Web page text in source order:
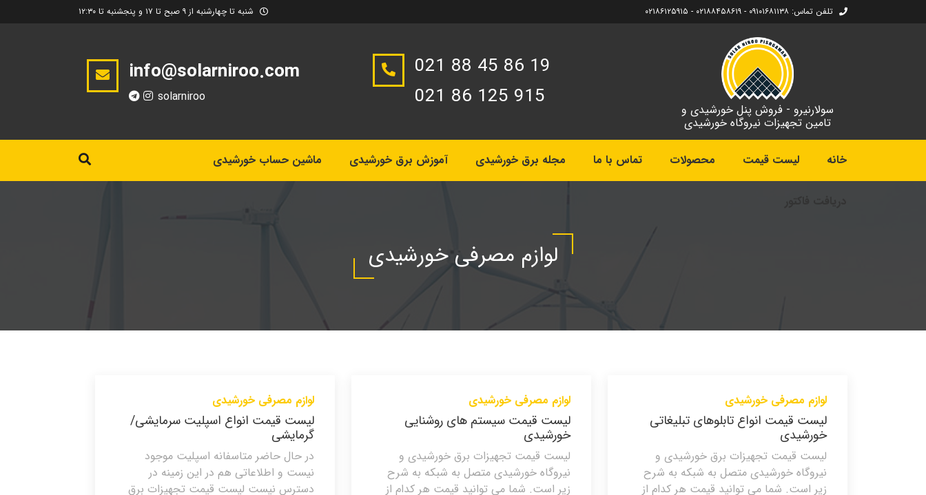
تلفن تماس: ۰۹۱۰۱۶۸۱۱۳۸ - ۰۲۱۸۸۴۵۸۶۱۹ - ۰۲۱۸۶۱۲۵۹۱۵ شنبه تا چهارشنبه از ۹ صبح تا ۱۷ و پنجشنبه تا ۱۲:۳۰
سولارنیرو - فروش پنل خورشیدی و
تامین تجهیزات نیروگاه خورشیدی
021 88 45 86 19
021 86 125 915
info@solarniroo.com
solarniroo
خانه لیست قیمت محصولات تماس با ما مجله برق خورشیدی آموزش برق خورشیدی ماشین حساب خورشیدی
لوازم مصرفی خورشیدی
لوازم مصرفی خورشیدی
لیست قیمت انواع تابلوهای تبلیغاتی
خورشیدی
لیست قیمت تجهیزات برق خورشیدی و
نیروگاه خورشیدی متصل به شبکه به شرح
زیر است. شما می توانید قیمت هر کدام از
لوازم مصرفی خورشیدی
لیست قیمت سیستم های روشنایی
خورشیدی
لیست قیمت تجهیزات برق خورشیدی و
نیروگاه خورشیدی متصل به شبکه به شرح
زیر است. شما می توانید قیمت هر کدام از
لوازم مصرفی خورشیدی
لیست قیمت انواع اسپلیت سرمایشی/
گرمایشی
در حال حاضر متاسفانه اسپلیت موجود
نیست و اطلاعاتی هم در این زمینه در
دسترس نیست لیست قیمت تجهیزات برق